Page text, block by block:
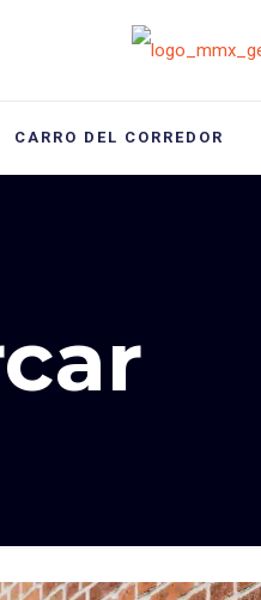
CARRO DEL CORREDOR